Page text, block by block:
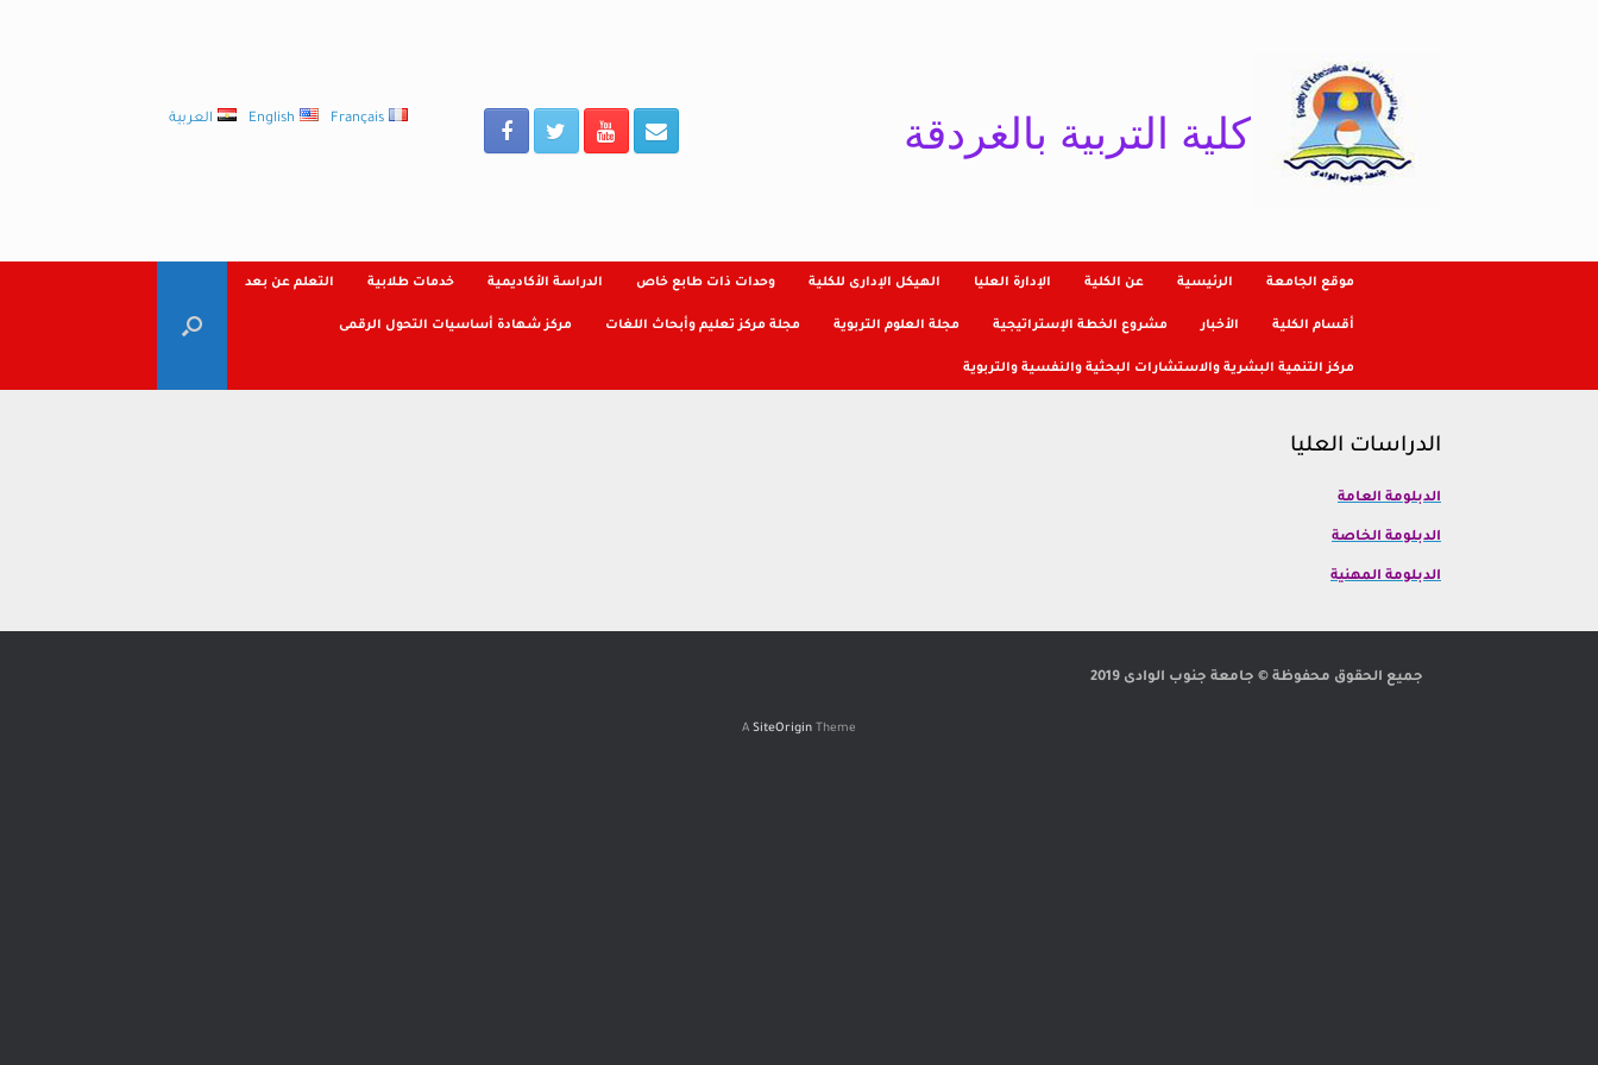
كلية التربية بالغردقة العربية English Français
موقع الجامعة الرئيسية عن الكلية الإدارة العليا الهيكل الإدارى للكلية وحدات ذات طابع خاص الدراسة الأكاديمية خدمات طلابية التعلم عن بعد
أقسام الكلية الأخبار مشروع الخطة الإستراتيجية مجلة العلوم التربوية مجلة مركز تعليم وأبحاث اللغات مركز شهادة أساسيات التحول الرقمى
مركز التنمية البشرية والاستشارات البحثية والنفسية والتربوية
الدراسات العليا
الدبلومة العامة
الدبلومة الخاصة
الدبلومة المهنية
جميع الحقوق محفوظة © جامعة جنوب الوادى 2019
A SiteOrigin Theme